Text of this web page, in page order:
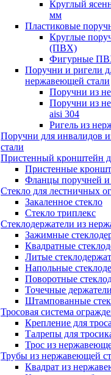
Круглый
мм
Пластиковые
Круглые
(ПВХ)
Фигурные
Поручни и ригели
нержавеющей стали
Поручни из
Поручни из
aisi 304
Ригель из
Поручни для инвалидов
стали
Пристенный кронштейн
Пристенные
Фланцы поручней и
Стекло для лестничных
Закаленное стекло
Стекло триплекс
Стеклодержатели из
Зажимные
Квадратные
Литые
Напольные
Поворотные
Точечные
Штампованные
Тросовая система
Крепление для троса
Талрепы для
Трос из
Трубы из нержавеющей
Квадрат из